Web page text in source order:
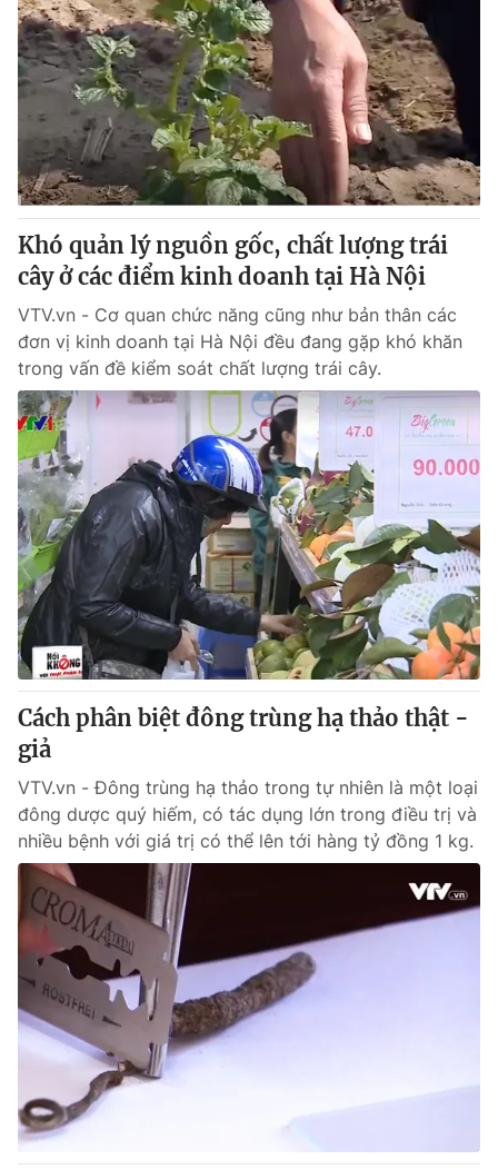
® Cấm sao chép dưới mọi hình thức nếu không có sự chấp
thuận bằng văn bản. Ghi rõ nguồn VTV.vn khi phát hành lại
thông tin từ website này.
Khó quản lý nguồn gốc, chất lượng trái
cây ở các điểm kinh doanh tại Hà Nội
VTV.vn - Cơ quan chức năng cũng như bản thân các
đơn vị kinh doanh tại Hà Nội đều đang gặp khó khăn
trong vấn đề kiểm soát chất lượng trái cây.
Cách phân biệt đông trùng hạ thảo thật -
giả
VTV.vn - Đông trùng hạ thảo trong tự nhiên là một loại
đông dược quý hiếm, có tác dụng lớn trong điều trị và
nhiều bệnh với giá trị có thể lên tới hàng tỷ đồng 1 kg.